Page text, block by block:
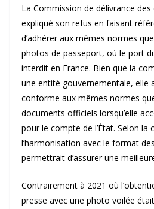
La Commission de délivrance
expliqué son refus en faisant
d’adhérer aux mêmes normes
photos de passeport, où le port
interdit en France. Bien que la
une entité gouvernementale, elle
conforme aux mêmes normes
documents officiels lorsqu’elle
pour le compte de l’État. Selon la
l’harmonisation avec le format
permettrait d’assurer une
Contrairement à 2021 où
presse avec une photo voilée